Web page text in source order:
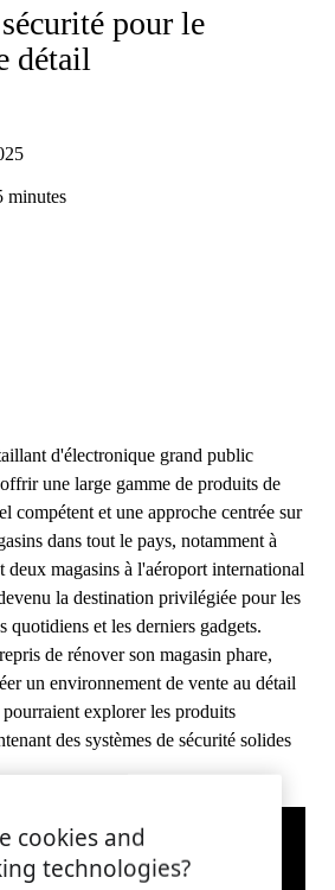
spécialisé
de capteurs
pour le
détail
minutes
d'électronique grand public
une large gamme de produits de
compétent et une approche centrée sur
dans tout le pays, notamment à
magasins à l'aéroport international
la destination privilégiée pour les
quotidiens et les derniers gadgets.
de rénover son magasin phare,
un environnement de vente au détail
explorer les produits
des systèmes de sécurité solides
cookies and
technologies?